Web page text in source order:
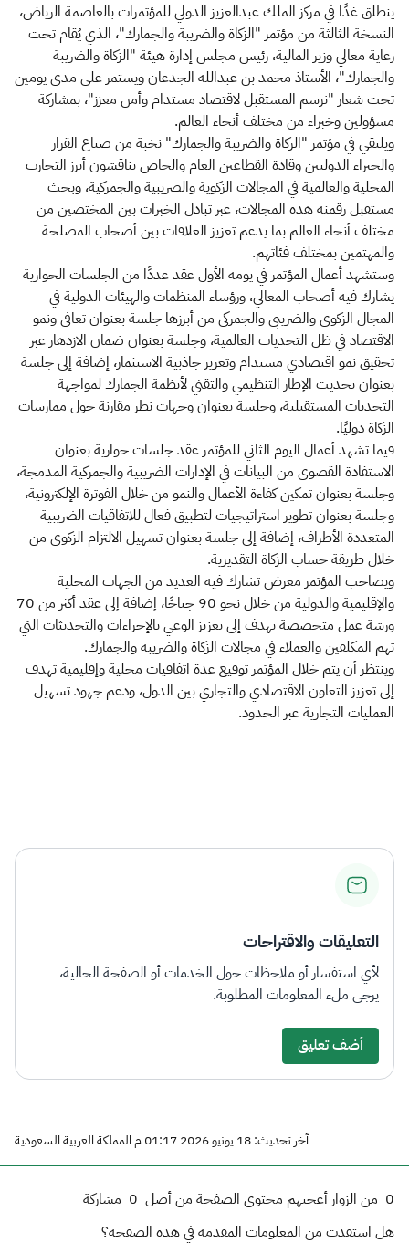
​​​ينطلق غدًا في مركز الملك عبدالعزيز الدولي للمؤتمرات بالعاصمة الرياض،
النسخة الثالثة من مؤتمر "الزكاة والضريبة والجمارك"، الذي يُقام تحت
رعاية معالي وزير المالية، رئيس مجلس إدارة هيئة "الزكاة والضريبة
والجمارك"، الأستاذ محمد بن عبدالله الجدعان ويستمر على مدى يومين
تحت شعار "نرسم المستقبل لاقتصاد مستدام وأمن معزز"، بمشاركة
مسؤولين وخبراء من مختلف أنحاء العالم.
ويلتقي في مؤتمر "الزكاة والضريبة والجمارك" نخبة من صناع القرار
والخبراء الدوليين وقادة القطاعين العام والخاص يناقشون أبرز التجارب
المحلية والعالمية في المجالات الزكوية والضريبية والجمركية، وبحث
مستقبل رقمنة هذه المجالات، عبر تبادل الخبرات بين المختصين من
مختلف أنحاء العالم بما يدعم تعزيز العلاقات بين أصحاب المصلحة
والمهتمين بمختلف فئاتهم.
وستشهد أعمال المؤتمر في يومه الأول عقد عددًا من الجلسات الحوارية
يشارك فيه أصحاب المعالي، ورؤساء المنظمات والهيئات الدولية في
المجال الزكوي والضريبي والجمركي من أبرزها جلسة بعنوان تعافي ونمو
الاقتصاد في ظل التحديات العالمية، وجلسة بعنوان ضمان الازدهار عبر
تحقيق نمو اقتصادي مستدام وتعزيز جاذبية الاستثمار، إضافة إلى جلسة
بعنوان تحديث الإطار التنظيمي والتقني لأنظمة الجمارك لمواجهة
التحديات المستقبلية، وجلسة بعنوان وجهات نظر مقارنة حول ممارسات
الزكاة دوليًا.
فيما تشهد أعمال اليوم الثاني للمؤتمر عقد جلسات حوارية بعنوان
الاستفادة القصوى من البيانات في الإدارات الضريبية والجمركية المدمجة،
وجلسة بعنوان تمكين كفاءة الأعمال والنمو من خلال الفوترة الإلكترونية،
وجلسة بعنوان تطوير استراتيجيات لتطبيق فعال للاتفاقيات الضريبية
المتعددة الأطراف، إضافة إلى جلسة بعنوان تسهيل الالتزام الزكوي من
خلال طريقة حساب الزكاة التقديرية.
ويصاحب المؤتمر معرض تشارك فيه العديد من الجهات المحلية
والإقليمية والدولية من خلال نحو 90 جناحًا، إضافة إلى عقد أكثر من 70
ورشة عمل متخصصة تهدف إلى تعزيز الوعي بالإجراءات والتحديثات التي
تهم المكلفين والعملاء في مجالات الزكاة والضريبة والجمارك.
وينتظر أن يتم خلال المؤتمر توقيع عدة اتفاقيات محلية وإقليمية تهدف
إلى تعزيز التعاون الاقتصادي والتجاري بين الدول، ودعم جهود تسهيل
العمليات التجارية عبر الحدود.
التعليقات والاقتراحات
لأي استفسار أو ملاحظات حول الخدمات أو الصفحة الحالية،
يرجى ملء المعلومات المطلوبة.
أضف تعليق
آخر تحديث: 18 يونيو 2026 01:17 م المملكة العربية السعودية
0 من الزوار أعجبهم محتوى الصفحة من أصل 0 مشاركة
هل استفدت من المعلومات المقدمة في هذه الصفحة؟